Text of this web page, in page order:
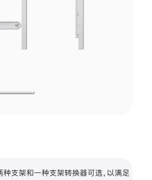
支架和一种支架转换器可选，以满足